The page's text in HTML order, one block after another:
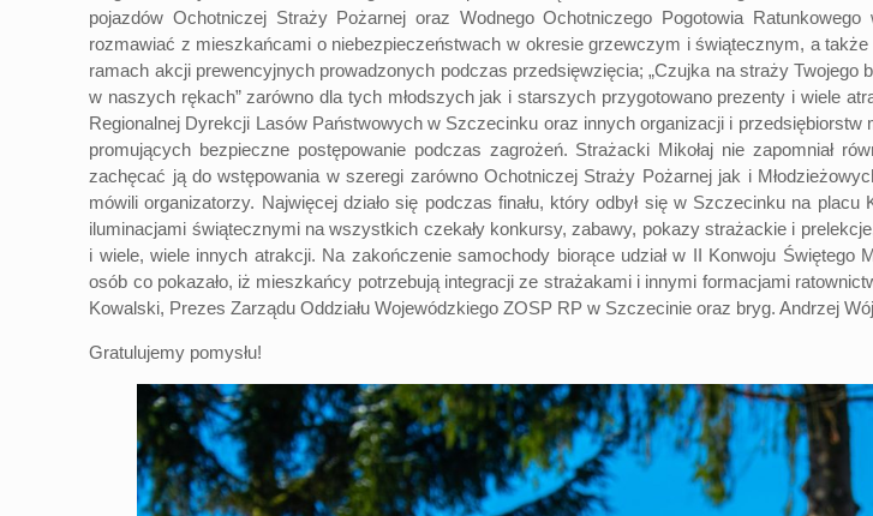
pojazdów Ochotniczej Straży Pożarnej oraz Wodnego Ochotniczego Pogotowia
rozmawiać z mieszkańcami o niebezpieczeństwach w okresie grzewczym i świątecznym, a
ramach akcji prewencyjnych prowadzonych podczas przedsięwzięcia; „Czujka na straży Twojego
w naszych rękach” zarówno dla tych młodszych jak i starszych przygotowano prezenty i wiele
Regionalnej Dyrekcji Lasów Państwowych w Szczecinku oraz innych organizacji i
promujących bezpieczne postępowanie podczas zagrożeń. Strażacki Mikołaj nie zapomniał
zachęcać ją do wstępowania w szeregi zarówno Ochotniczej Straży Pożarnej jak i
mówili organizatorzy. Najwięcej działo się podczas finału, który odbył się w Szczecinku na
iluminacjami świątecznymi na wszystkich czekały konkursy, zabawy, pokazy strażackie i
i wiele, wiele innych atrakcji. Na zakończenie samochody biorące udział w II Konwoju Świętego
osób co pokazało, iż mieszkańcy potrzebują integracji ze strażakami i innymi formacjami
Kowalski, Prezes Zarządu Oddziału Wojewódzkiego ZOSP RP w Szczecinie oraz bryg. Andrzej
Gratulujemy pomysłu!